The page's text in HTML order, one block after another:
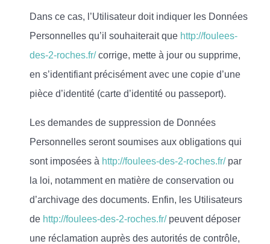
Dans ce cas, l’Utilisateur doit indiquer les Données
Personnelles qu’il souhaiterait que http://foulees-
des-2-roches.fr/corrige, mette à jour ou supprime,
en s’identifiant précisément avec une copie d’une
pièce d’identité (carte d’identité ou passeport).
Les demandes de suppression de Données
Personnelles seront soumises aux obligations qui
sont imposées à http://foulees-des-2-roches.fr/par
la loi, notamment en matière de conservation ou
d’archivage des documents. Enfin, les Utilisateurs
de http://foulees-des-2-roches.fr/peuvent déposer
une réclamation auprès des autorités de contrôle,